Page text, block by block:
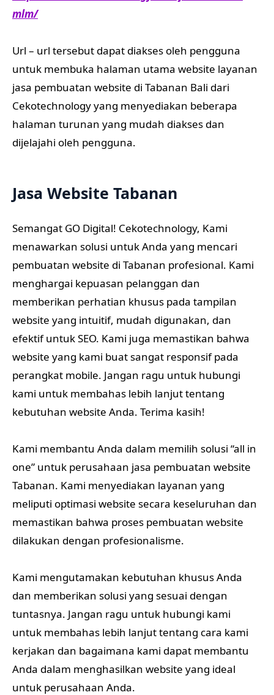
mlm/
Url – url tersebut dapat diakses oleh pengguna
untuk membuka halaman utama website layanan
jasa pembuatan website di Tabanan Bali dari
Cekotechnology yang menyediakan beberapa
halaman turunan yang mudah diakses dan
dijelajahi oleh pengguna.
Jasa Website Tabanan
Semangat GO Digital! Cekotechnology, Kami
menawarkan solusi untuk Anda yang mencari
pembuatan website di Tabanan profesional. Kami
menghargai kepuasan pelanggan dan
memberikan perhatian khusus pada tampilan
website yang intuitif, mudah digunakan, dan
efektif untuk SEO. Kami juga memastikan bahwa
website yang kami buat sangat responsif pada
perangkat mobile. Jangan ragu untuk hubungi
kami untuk membahas lebih lanjut tentang
kebutuhan website Anda. Terima kasih!
Kami membantu Anda dalam memilih solusi “all in
one” untuk perusahaan jasa pembuatan website
Tabanan. Kami menyediakan layanan yang
meliputi optimasi website secara keseluruhan dan
memastikan bahwa proses pembuatan website
dilakukan dengan profesionalisme.
Kami mengutamakan kebutuhan khusus Anda
dan memberikan solusi yang sesuai dengan
tuntasnya. Jangan ragu untuk hubungi kami
untuk membahas lebih lanjut tentang cara kami
kerjakan dan bagaimana kami dapat membantu
Anda dalam menghasilkan website yang ideal
untuk perusahaan Anda.